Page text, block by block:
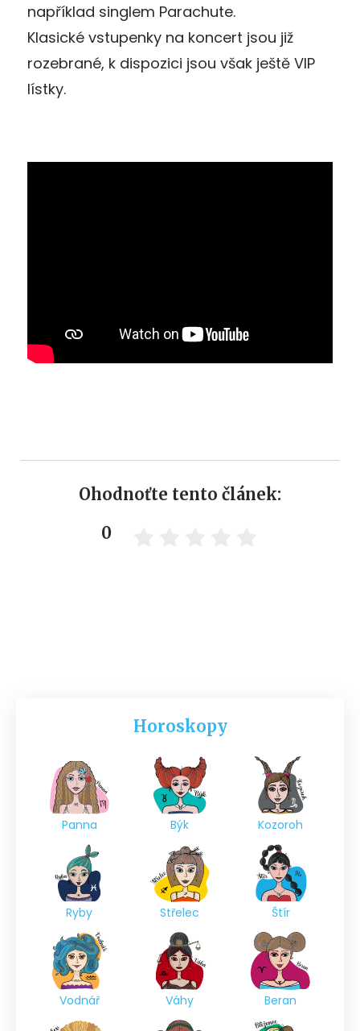
například singlem Parachute.
Klasické vstupenky na koncert jsou již
rozebrané, k dispozici jsou však ještě VIP
lístky.
Ohodnoťte tento článek:
0
Horoskopy
Panna Býk Kozoroh
Ryby Střelec Štír
Vodnář Váhy Beran